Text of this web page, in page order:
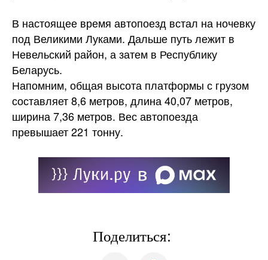
В настоящее время автопоезд встал на ночевку
под Великими Луками. Дальше путь лежит в
Невельский район, а затем в Республику
Беларусь.
Напомним, общая высота платформы с грузом
составляет 8,6 метров, длина 40,07 метров,
ширина 7,36 метров. Вес автопоезда
превышает 221 тонну.
Поделиться: